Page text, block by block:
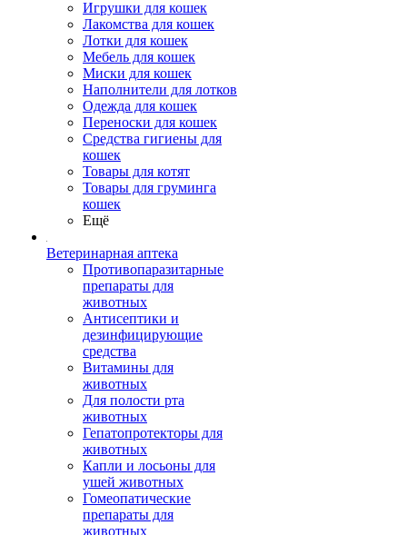
Игрушки для кошек
Лакомства для кошек
Лотки для кошек
Мебель для кошек
Миски для кошек
Наполнители для лотков
Одежда для кошек
Переноски для кошек
Средства гигиены для
кошек
Товары для котят
Товары для груминга
кошек
Ещё
Ветеринарная аптека
Противопаразитарные
препараты для
животных
Антисептики и
дезинфицирующие
средства
Витамины для
животных
Для полости рта
животных
Гепатопротекторы для
животных
Капли и лосьоны для
ушей животных
Гомеопатические
препараты для
животных